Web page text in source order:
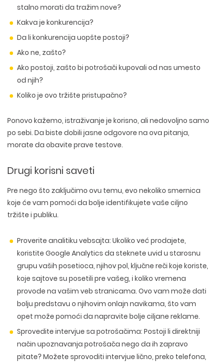
stalno morati da tražim nove?
Kakva je konkurencija?
Da li konkurencija uopšte postoji?
Ako ne, zašto?
Ako postoji, zašto bi potrošači kupovali od nas umesto
od njih?
Koliko je ovo tržište pristupačno?
Ponovo kažemo, istraživanje je korisno, ali nedovoljno samo
po sebi. Da biste dobili jasne odgovore na ova pitanja,
morate da obavite prave testove.
Drugi korisni saveti
Pre nego što zaključimo ovu temu, evo nekoliko smernica
koje će vam pomoći da bolje identifikujete vaše ciljno
tržište i publiku.
Proverite analitiku vebsajta: Ukoliko već prodajete,
koristite Google Analytics da steknete uvid u starosnu
grupu vaših posetioca, njihov pol, ključne reči koje koriste,
koje sajtove su posetili pre vašeg, i koliko vremena
provode na vašim veb stranicama. Ovo vam može dati
bolju predstavu o njihovim onlajn navikama, što vam
opet može pomoći da napravite bolje ciljane reklame.
Sprovedite intervjue sa potrošačima: Postoji li direktniji
način upoznavanja potrošača nego da ih zapravo
pitate? Možete sprovoditi intervjue lično, preko telefona,